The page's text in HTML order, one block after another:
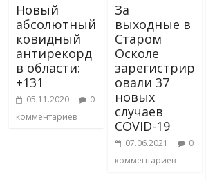
Новый
абсолютный
ковидный
антирекорд
в области:
+131
05.11.2020
0
комментариев
За
выходные в
Старом
Осколе
зарегистрир
овали 37
новых
случаев
COVID-19
07.06.2021
0
комментариев